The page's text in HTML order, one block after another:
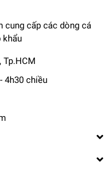
vị vận chuyển.
phí grab )
ngày
cung cấp các dòng cá
khẩu
Tp.HCM
4h30 chiều